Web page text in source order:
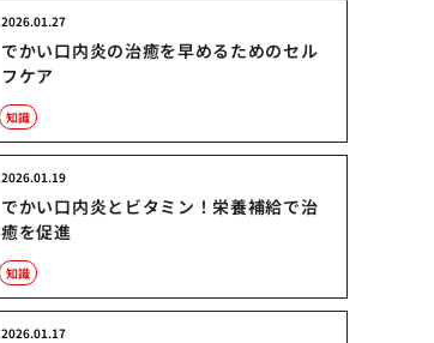
でかい口内炎の治癒を早めるためのセル
フケア
2026.01.27
知識
でかい口内炎とビタミン！栄養補給で治
癒を促進
2026.01.19
知識
2026.01.17